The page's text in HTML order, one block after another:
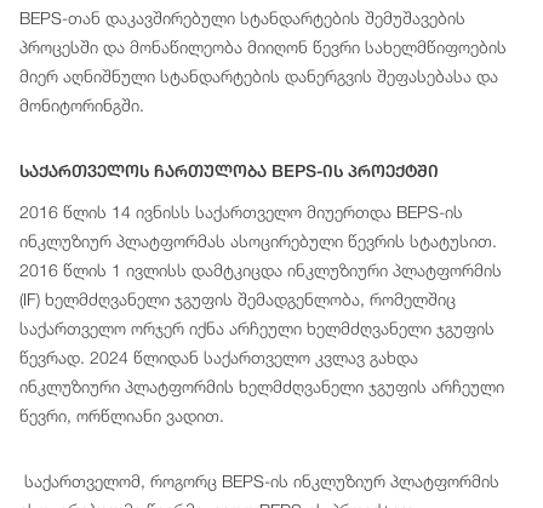
BEPS-თან დაკავშირებული სტანდარტების შემუშავების
პროცესში და მონაწილეობა მიიღონ წევრი სახელმწიფოების
მიერ აღნიშნული სტანდარტების დანერგვის შეფასებასა და
მონიტორინგში.
Საქართველოს Ჩართულობა BEPS-Ის Პროექტში
2016 წლის 14 ივნისს საქართველო მიუერთდა BEPS-ის
ინკლუზიურ პლატფორმას ასოცირებული წევრის სტატუსით.
2016 წლის 1 ივლისს დამტკიცდა ინკლუზიური პლატფორმის
(IF) ხელმძღვანელი ჯგუფის შემადგენლობა, რომელშიც
საქართველო ორჯერ იქნა არჩეული ხელმძღვანელი ჯგუფის
წევრად. 2024 წლიდან საქართველო კვლავ გახდა
ინკლუზიური პლატფორმის ხელმძღვანელი ჯგუფის არჩეული
წევრი, ორწლიანი ვადით.
საქართველომ, როგორც BEPS-ის ინკლუზიურ პლატფორმის